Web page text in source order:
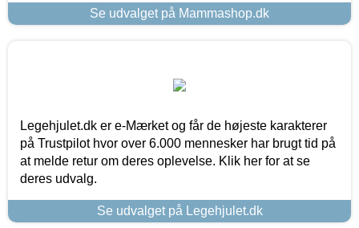
Se udvalget på Mammashop.dk
Legehjulet.dk er e-Mærket og får de højeste karakterer
på Trustpilot hvor over 6.000 mennesker har brugt tid på
at melde retur om deres oplevelse. Klik her for at se
deres udvalg.
Se udvalget på Legehjulet.dk